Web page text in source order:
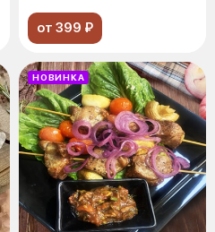
от 399 ₽
НОВИНКА